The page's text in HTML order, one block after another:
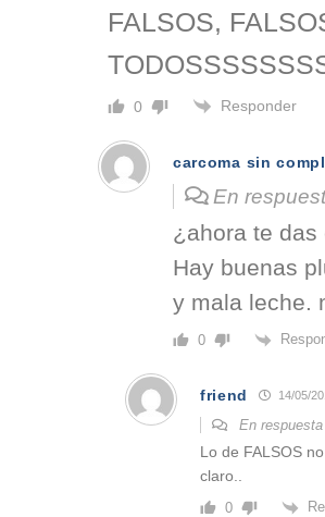
FALSOS,
0 Responder
carcoma sin
En
¿ahora te
Hay buenas
y mala leche.
0
friend 14/05/
En
Lo de FALSOS
claro..
0